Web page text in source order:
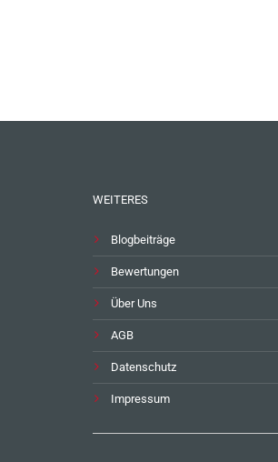
WEITERES
Blogbeiträge
Bewertungen
Über Uns
AGB
Datenschutz
Impressum